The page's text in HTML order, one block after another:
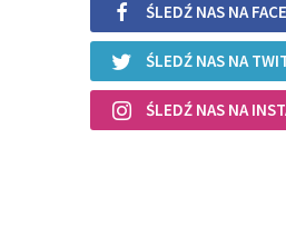
ŚLEDŹ NAS NA
ŚLEDŹ NAS NA
ŚLEDŹ NAS NA